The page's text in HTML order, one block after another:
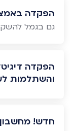
הפקדה
גם בגמל
הפקדה
והשתלמות
חדש!